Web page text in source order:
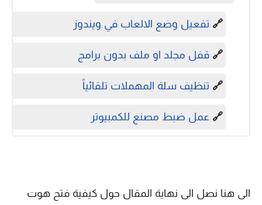
🔗 تفعيل وضع الالعاب في ويندوز
🔗 قفل مجلد او ملف بدون برامج
🔗 تنظيف سلة المهملات تلقائياً
🔗 عمل ضبط مصنع للكمبيوتر
الى هنا نصل الى نهاية المقال حول كيفية فتح هوت